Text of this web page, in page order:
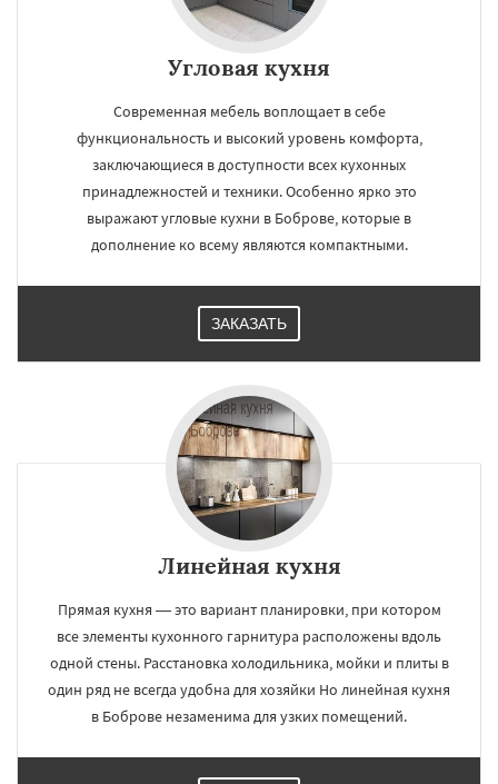
Угловая кухня
Современная мебель воплощает в себе
функциональность и высокий уровень комфорта,
заключающиеся в доступности всех кухонных
принадлежностей и техники. Особенно ярко это
выражают угловые кухни в Боброве, которые в
дополнение ко всему являются компактными.
ЗАКАЗАТЬ
Линейная кухня
Прямая кухня — это вариант планировки, при котором
все элементы кухонного гарнитура расположены вдоль
одной стены. Расстановка холодильника, мойки и плиты в
один ряд не всегда удобна для хозяйки Но линейная кухня
в Боброве незаменима для узких помещений.